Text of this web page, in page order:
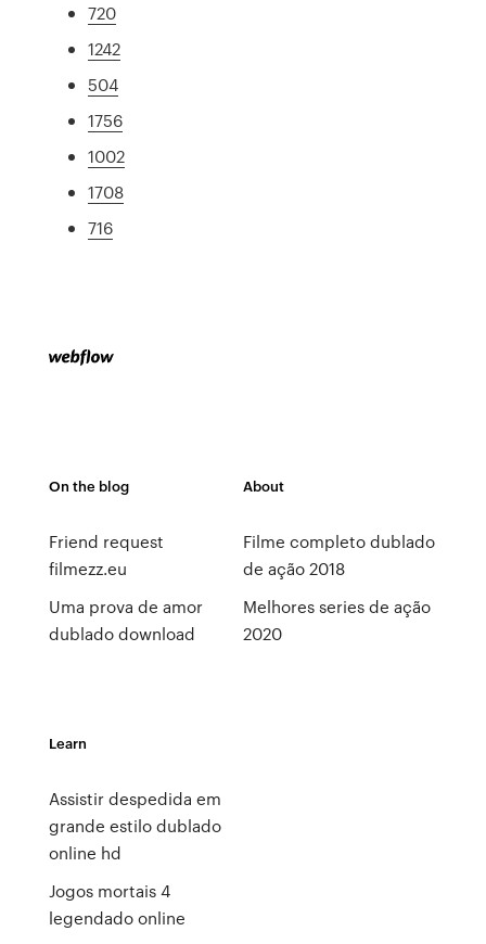
720
1242
504
1756
1002
1708
716
On the blog
Friend request
filmezz.eu
Uma prova de amor
dublado download
About
Filme completo dublado
de ação 2018
Melhores series de ação
2020
Learn
Assistir despedida em
grande estilo dublado
online hd
Jogos mortais 4
legendado online